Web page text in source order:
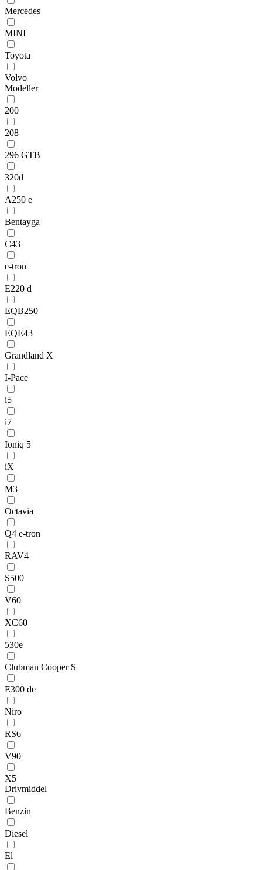
Mercedes
MINI
Toyota
Volvo
Modeller
200
208
296 GTB
320d
A250 e
Bentayga
C43
e-tron
E220 d
EQB250
EQE43
Grandland X
I-Pace
i5
i7
Ioniq 5
iX
M3
Octavia
Q4 e-tron
RAV4
S500
V60
XC60
530e
Clubman Cooper S
E300 de
Niro
RS6
V90
X5
Drivmiddel
Benzin
Diesel
El